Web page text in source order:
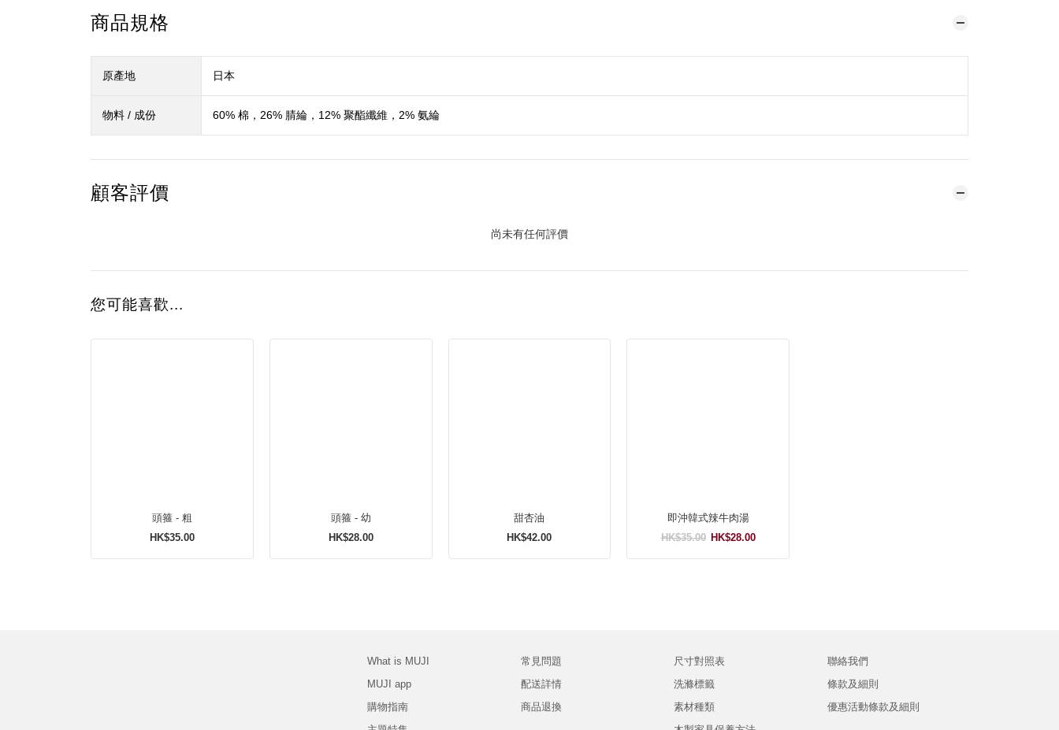
商品規格
原產地 日本
物料 / 成份 60% 棉，26% 腈綸，12% 聚酯纖維，2% 氨綸
顧客評價
尚未有任何評價
您可能喜歡...
頭箍 - 粗
HK$35.00
頭箍 - 幼
HK$28.00
甜杏油
HK$42.00
即沖韓式辣牛肉湯
HK$28.00
HK$35.00
What is MUJI
MUJI app
購物指南
常見問題
配送詳情
商品退換
尺寸對照表
洗滌標籤
素材種類
聯絡我們
條款及細則
優惠活動條款及細則